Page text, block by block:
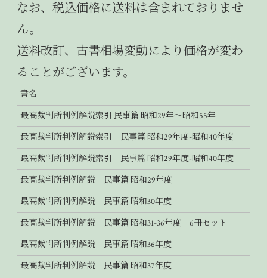
なお、税込価格に送料は含まれておりませ
ん。
送料改訂、古書相場変動により価格が変わ
ることがございます。
書名
最高裁判所判例解説索引 民事篇 昭和29年～昭和55年
最高裁判所判例解説索引 民事篇 昭和29年度-昭和40年度
最高裁判所判例解説索引 民事篇 昭和29年度-昭和40年度
最高裁判所判例解説 民事篇 昭和29年度
最高裁判所判例解説 民事篇 昭和30年度
最高裁判所判例解説 民事篇 昭和31-36年度 6冊セット
最高裁判所判例解説 民事篇 昭和36年度
最高裁判所判例解説 民事篇 昭和37年度